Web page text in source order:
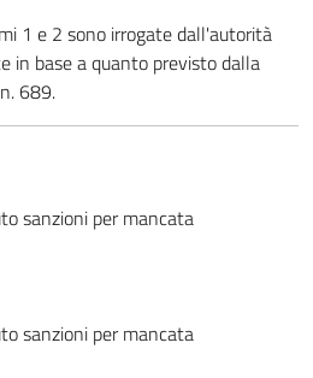
1 e 2 sono irrogate dall'autorità
in base a quanto previsto dalla
689.
sanzioni per mancata
sanzioni per mancata